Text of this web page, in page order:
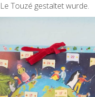
Touzé gestaltet wurde.